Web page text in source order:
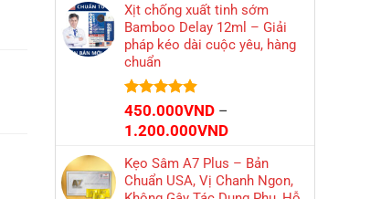
từ
1.700.000VND
đến
Xịt chống xuất tinh sớm
Bamboo Delay 12ml – Giải
pháp kéo dài cuộc yêu, hàng
chuẩn
Được xếp
hạng4.86
5 sao
450.000VND –
1.200.000VNDKhoảng
từ
450.000VND
Kẹo Sâm A7 Plus – Bản
Chuẩn USA, Vị Chanh Ngon,